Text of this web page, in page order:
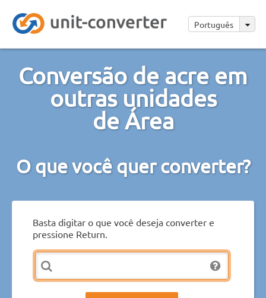
Português
Conversão de acre em
outras unidades
de Área
O que você quer converter?
Basta digitar o que você deseja converter e
pressione Return.